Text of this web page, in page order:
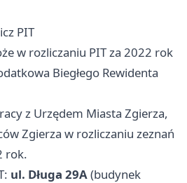
PIT
w rozliczaniu PIT za 2022 rok
Biegłego Rewidenta
z Urzędem Miasta Zgierza,
Zgierza w rozliczaniu zeznań
rok.
ul. Długa 29A(budynek